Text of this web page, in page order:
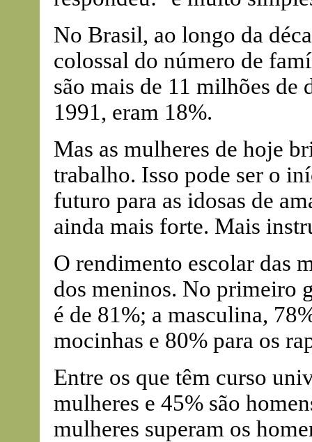
No Brasil, ao longo da
colossal do número de
são mais de 11 milhões
1991, eram 18%.
Mas as mulheres de hoje
trabalho. Isso pode ser o
futuro para as idosas de
ainda mais forte. Mais
O rendimento escolar das
dos meninos. No primeiro
é de 81%; a masculina,
mocinhas e 80% para os
Entre os que têm curso
mulheres e 45% são
mulheres superam os